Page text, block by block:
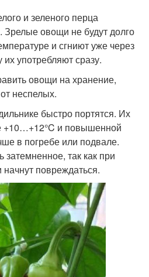
и зеленого перца
Зрелые овощи не будут долго
и сгниют уже через
употребляют сразу.
овощи на хранение,
неспелых.
быстро портятся. Их
+10…+12°C и повышенной
в погребе или подвале.
так как при
повреждаться.